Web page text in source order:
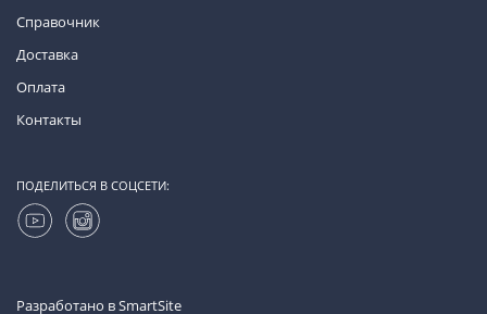
Справочник
Доставка
Оплата
Контакты
ПОДЕЛИТЬСЯ В СОЦСЕТИ:
Разработано вSmartSite